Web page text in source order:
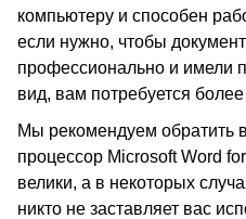
компьютеру и способен
если нужно, чтобы
профессионально и имели
вид, вам потребуется
Мы рекомендуем обратить
процессор Microsoft Word
велики, а в некоторых
никто не заставляет вас